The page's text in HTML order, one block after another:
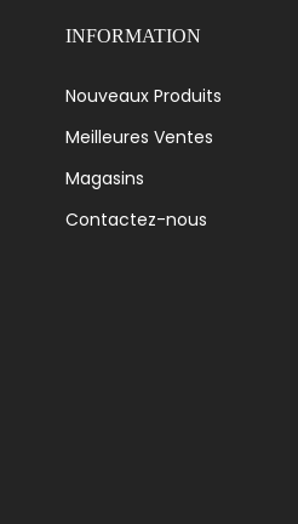
INFORMATION
Nouveaux Produits
Meilleures Ventes
Magasins
Contactez-nous